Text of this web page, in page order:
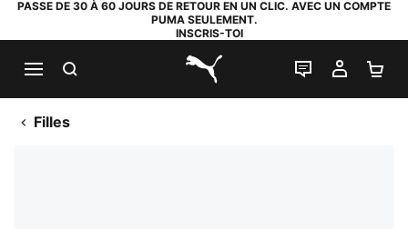
PASSE DE 30 À 60 JOURS DE RETOUR EN UN CLIC. AVEC UN COMPTE
PUMA SEULEMENT.
INSCRIS-TOI
PUMA.com
LIVE CHAT
MON
Filles